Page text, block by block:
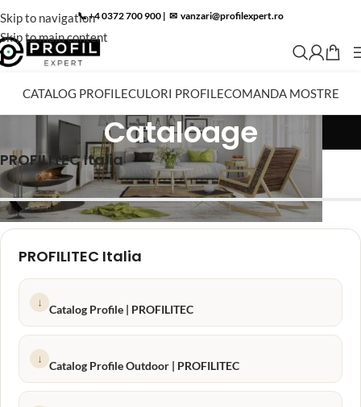
Skip to navigation
Skip to main content
📞 +4 0372 700 900 | ✉︎ vanzari@profilexpert.ro
CATALOG PROFILECULORI PROFILECOMANDA MOSTRE
Cataloage
PROFILITEC Italia
PROFILITEC Italia
↓
Catalog Profile | PROFILITEC
↓
Catalog Profile Outdoor | PROFILITEC